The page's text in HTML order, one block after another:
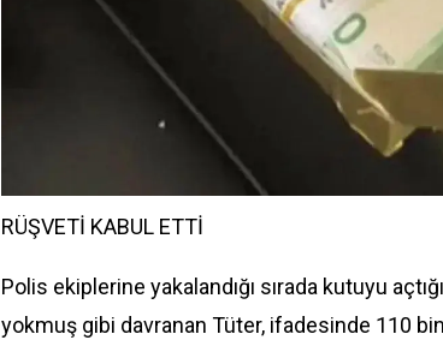
RÜŞVETİ KABUL ETTİ
Polis ekiplerine yakalandığı sırada kutuyu
yokmuş gibi davranan Tüter, ifadesinde 110